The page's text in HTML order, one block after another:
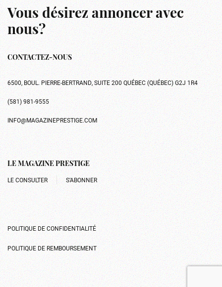
Vous désirez annoncer avec
nous?
CONTACTEZ-NOUS
6500, BOUL. PIERRE-BERTRAND, SUITE 200 QUÉBEC (QUÉBEC) G2J 1R4
(581) 981-9555
INFO@MAGAZINEPRESTIGE.COM
LE MAGAZINE PRESTIGE
LE CONSULTER S’ABONNER
POLITIQUE DE CONFIDENTIALITÉ
POLITIQUE DE REMBOURSEMENT